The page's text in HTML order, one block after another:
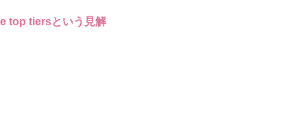
top tiersという見解